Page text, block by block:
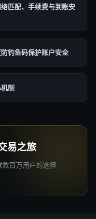
匹配、手续费与到账安
钓鱼码保护账户安全
制
易之旅
数百万用户的选择